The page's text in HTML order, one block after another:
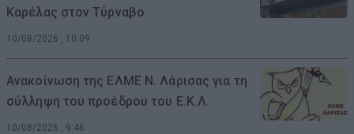
Καρέλας στον Τύρναβο
10/08/2026 , 10:09
Ανακοίνωση της ΕΛΜΕ Ν. Λάρισας για τη
σύλληψη του προέδρου του Ε.Κ.Λ.
10/08/2026 , 9:46